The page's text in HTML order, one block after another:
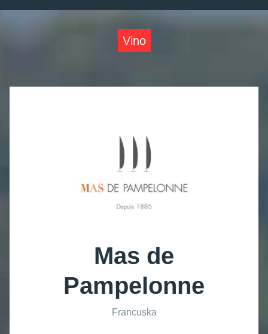
Vino
Mas de
Pampelonne
Francuska